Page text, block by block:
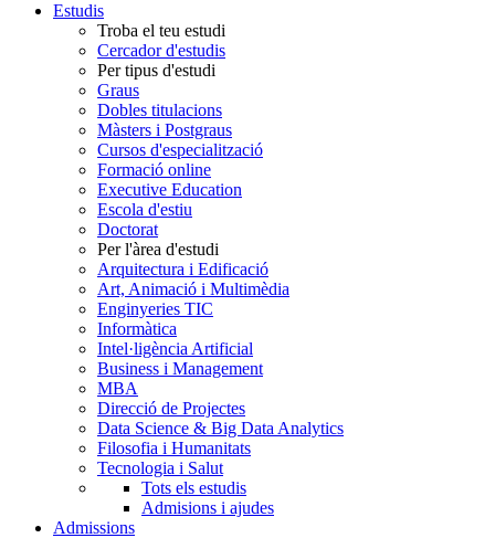
Estudis
Troba el teu estudi
Cercador d'estudis
Per tipus d'estudi
Graus
Dobles titulacions
Màsters i Postgraus
Cursos d'especialització
Formació online
Executive Education
Escola d'estiu
Doctorat
Per l'àrea d'estudi
Arquitectura i Edificació
Art, Animació i Multimèdia
Enginyeries TIC
Informàtica
Intel·ligència Artificial
Business i Management
MBA
Direcció de Projectes
Data Science & Big Data Analytics
Filosofia i Humanitats
Tecnologia i Salut
Tots els estudis
Admisions i ajudes
Admissions